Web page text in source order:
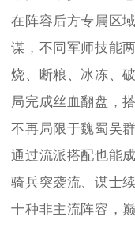
在阵容后方专属区
谋，不同军师技能
烧、断粮、冰冻、
局完成丝血翻盘，
不再局限于魏蜀吴
通过流派搭配也能
骑兵突袭流、谋士
十种非主流阵容，